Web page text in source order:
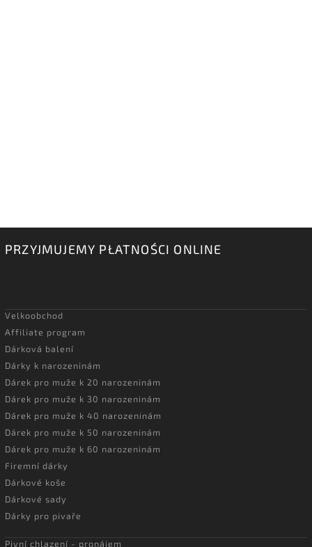
PRZYJMUJEMY PŁATNOŚCI ONLINE
Velkoobchod
Affiliate program
Dárková balení
Dárky k narozeninám
Dárek pro muže k 20 narozeninám
Dárek pro muže k 30 narozeninám
Dárek pro muže k 40 narozeninám
Dárek pro muže k 50 narozeninám
Dárek pro muže k 60 narozeninám
Firemní dárky
Dárkové koše
Dárkové sady
Dárky pro pivaře
Pivní chlazení - pronájem